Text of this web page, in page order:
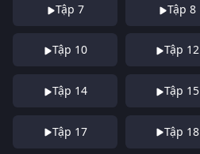
Tập 7 Tập 8
Tập 10 Tập 12
Tập 14 Tập 15
Tập 17 Tập 18